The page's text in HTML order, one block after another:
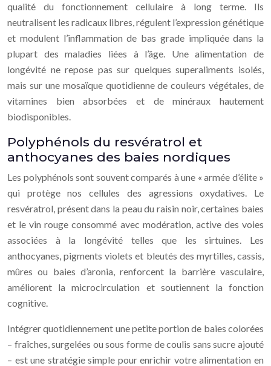
qualité du fonctionnement cellulaire à long terme. Ils
neutralisent les radicaux libres, régulent l’expression génétique
et modulent l’inflammation de bas grade impliquée dans la
plupart des maladies liées à l’âge. Une alimentation de
longévité ne repose pas sur quelques superaliments isolés,
mais sur une mosaïque quotidienne de couleurs végétales, de
vitamines bien absorbées et de minéraux hautement
biodisponibles.
Polyphénols du resvératrol et
anthocyanes des baies nordiques
Les polyphénols sont souvent comparés à une « armée d’élite »
qui protège nos cellules des agressions oxydatives. Le
resvératrol, présent dans la peau du raisin noir, certaines baies
et le vin rouge consommé avec modération, active des voies
associées à la longévité telles que les sirtuines. Les
anthocyanes, pigments violets et bleutés des myrtilles, cassis,
mûres ou baies d’aronia, renforcent la barrière vasculaire,
améliorent la microcirculation et soutiennent la fonction
cognitive.
Intégrer quotidiennement une petite portion de baies colorées
– fraîches, surgelées ou sous forme de coulis sans sucre ajouté
– est une stratégie simple pour enrichir votre alimentation en